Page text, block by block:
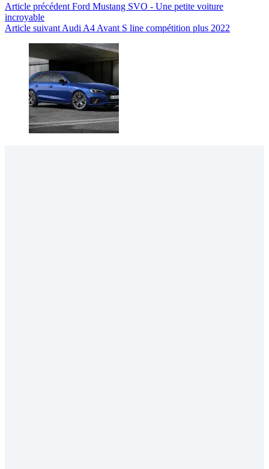
Article précédent Ford Mustang SVO - Une petite voiture
incroyable
Article suivant Audi A4 Avant S line compétition plus 2022